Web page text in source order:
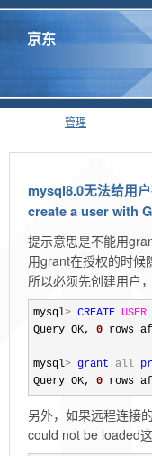
京东
管理
mysql8.0无法给用
create a user with
提示意思是不能用
用grant在授权的时候
所以必须先创建用户
mysql> CREATE USER
Query OK, 0 rows
mysql> grant all
Query OK, 0 rows
另外，如果远程连接
could not be loaded